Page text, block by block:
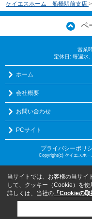
ケイエスホーム 船橋駅前支店 >
ペ
営業
定休日: 毎週
ホーム
会社概要
お問い合わせ
PCサイト
プライバシーポリ
Copyright(c) ケイエスホ
当サイトでは、お客様の当サイ
して、クッキー（Cookie）を使
詳しくは、当社の 「Cookieの